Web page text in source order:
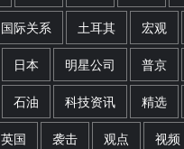
国际关系 土耳其 宏观
日本 明星公司 普京
石油 科技资讯 精选
英国 袭击 观点 视频